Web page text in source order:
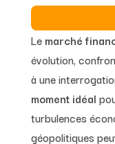
Le marché
évolution,
à une
moment idéal
turbulences
géopolitiques